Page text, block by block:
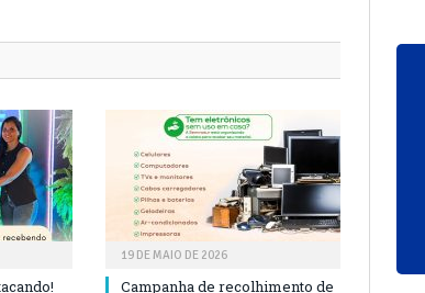
19 DE MAIO DE 2026
Campanha de recolhimento de